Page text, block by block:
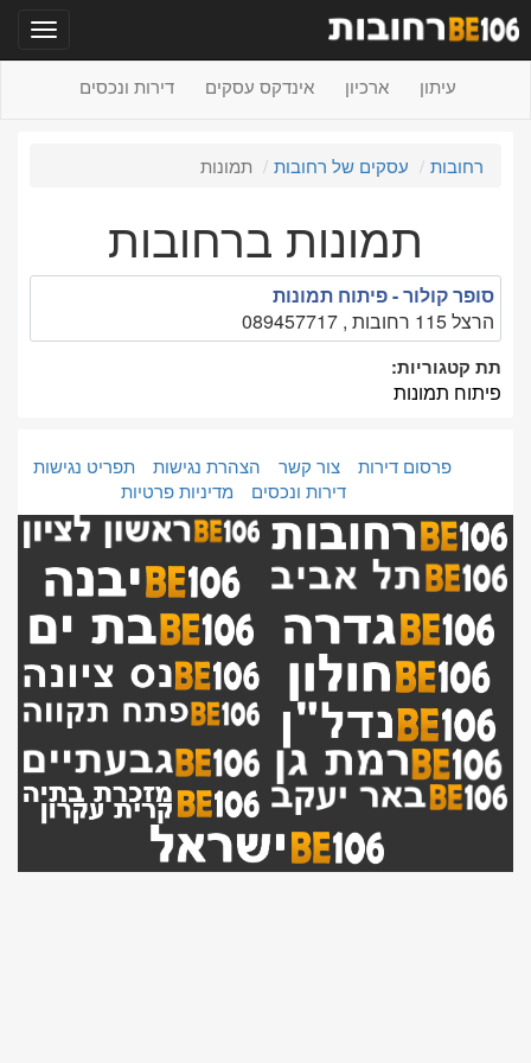
עיתון ארכיון אינדקס עסקים דירות ונכסים
רחובות עסקים של רחובות תמונות
תמונות ברחובות
סופר קולור - פיתוח תמונות
הרצל 115 רחובות , 089457717
תת קטגוריות:
פיתוח תמונות
פרסום דירות צור קשר הצהרת נגישות
תפריט נגישות
דירות ונכסים
מדיניות פרטיות